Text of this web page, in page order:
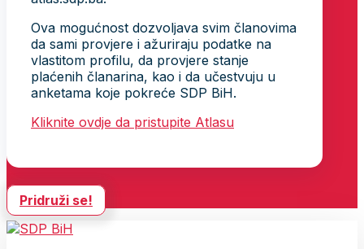
Ova mogućnost dozvoljava svim članovima
da sami provjere i ažuriraju podatke na
vlastitom profilu, da provjere stanje
plaćenih članarina, kao i da učestvuju u
anketama koje pokreće SDP BiH.
Kliknite ovdje da pristupite Atlasu
Pridruži se!